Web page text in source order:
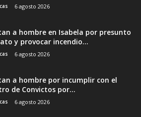
6 agosto 2026
a hombre en Isabela por presunto
y provocar incendio...
6 agosto 2026
a hombre por incumplir con el
de Convictos por...
6 agosto 2026